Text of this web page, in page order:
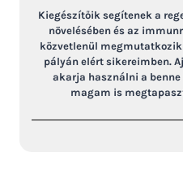
Kiegészítőik segítenek a
növelésében és az
közvetlenül megmutatkozik
pályán elért sikereimben.
akarja használni a
magam is